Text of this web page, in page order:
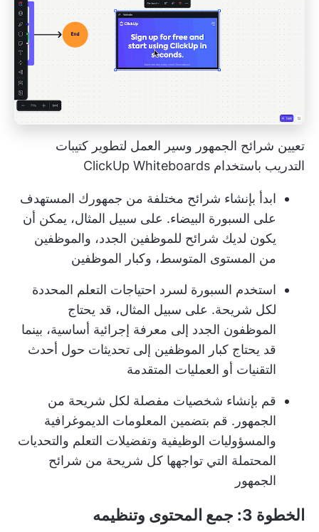
تعيين شرائح الجمهور وسير العمل لتطوير كتيبات
التدريب باستخدام ClickUp Whiteboards
ابدأ بإنشاء شرائح مختلفة من جمهورك المستهدف
على السبورة البيضاء. على سبيل المثال، يمكن أن
يكون لديك شرائح للموظفين الجدد، والموظفين
من المستوى المتوسط، وكبار الموظفين
استخدم السبورة لسرد احتياجات التعلم المحددة
لكل شريحة. على سبيل المثال، قد يحتاج
الموظفون الجدد إلى معرفة إجرائية أساسية، بينما
قد يحتاج كبار الموظفين إلى تحديثات حول أحدث
التقنيات أو العمليات المتقدمة
قم بإنشاء شخصيات مفصلة لكل شريحة من
الجمهور. قم بتضمين المعلومات الديموغرافية
والمسؤوليات الوظيفية وتفضيلات التعلم والتحديات
المحتملة التي تواجهها كل شريحة من شرائح
الجمهور
الخطوة 3: جمع المحتوى وتنظيمه